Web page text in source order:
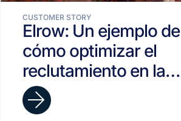
CUSTOMER STORY
Elrow: Un ejemplo de
cómo optimizar el
reclutamiento en la
industria del
entretenimiento